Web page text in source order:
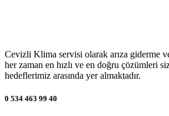
Cevizli Klima servisi olarak arıza giderme
her zaman en hızlı ve en doğru çözümleri
hedeflerimiz arasında yer almaktadır.
0 534 463 99 40